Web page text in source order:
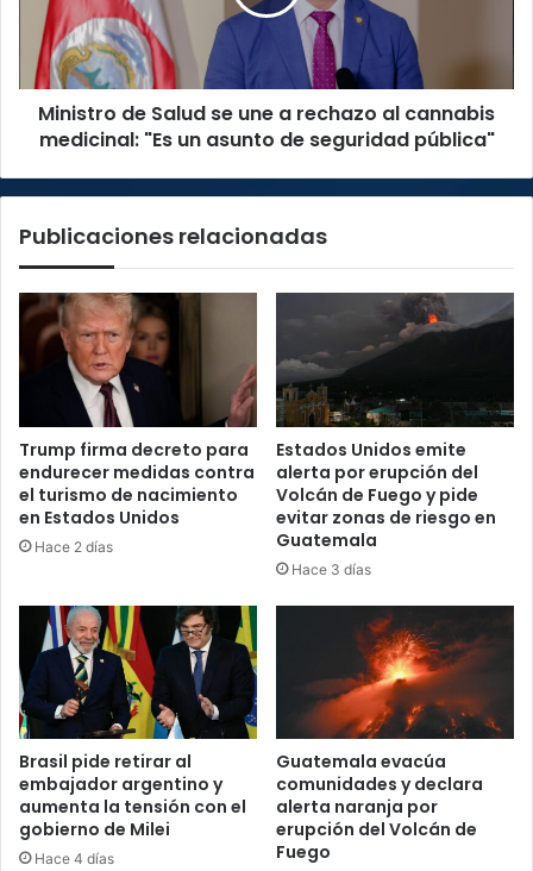
rechazo
cannabis
medicinal:
"Es
seguridad
Ministro de Salud se une a rechazo al cannabis
medicinal: "Es un asunto de seguridad pública"
Publicaciones relacionadas
Trump firma decreto para
endurecer medidas contra
el turismo de nacimiento
en Estados Unidos
Hace 2 días
Estados Unidos emite
alerta por erupción del
Volcán de Fuego y pide
evitar zonas de riesgo en
Guatemala
Hace 3 días
Brasil pide retirar al
embajador argentino y
aumenta la tensión con el
gobierno de Milei
Hace 4 días
Guatemala evacúa
comunidades y declara
alerta naranja por
erupción del Volcán de
Fuego